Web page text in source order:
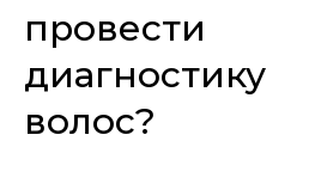
провести
диагностику
волос?